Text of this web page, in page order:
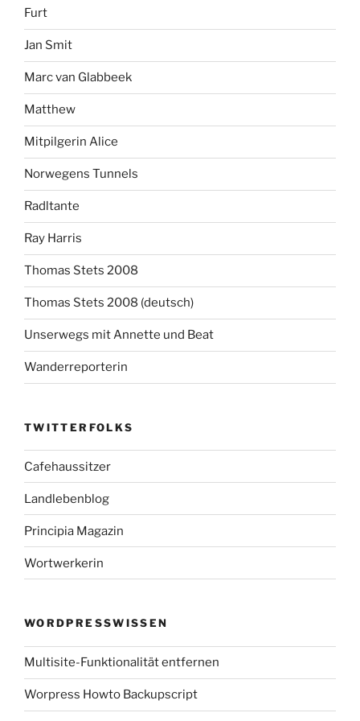
Furt
Jan Smit
Marc van Glabbeek
Matthew
Mitpilgerin Alice
Norwegens Tunnels
Radltante
Ray Harris
Thomas Stets 2008
Thomas Stets 2008 (deutsch)
Unserwegs mit Annette und Beat
Wanderreporterin
TWITTERFOLKS
Cafehaussitzer
Landlebenblog
Principia Magazin
Wortwerkerin
WORDPRESSWISSEN
Multisite-Funktionalität entfernen
Worpress Howto Backupscript